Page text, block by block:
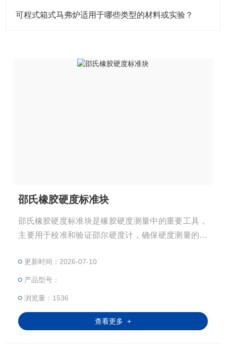
可程式箱式马弗炉适用于哪些类型的材料或实验？
邵氏橡胶硬度标准块
邵氏橡胶硬度标准块是橡胶硬度测量中的重要工具，
主要用于校准和验证邵尔硬度计，确保硬度测量的准
更新时间：2026-07-10
产品型号：
浏览量：1536
查看更多 +